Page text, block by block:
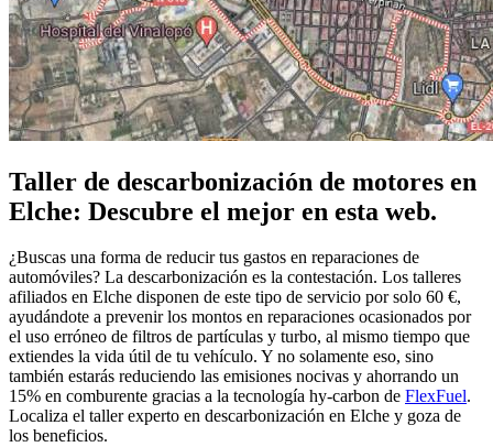
Taller de descarbonización de motores en
Elche: Descubre el mejor en esta web.
¿Buscas una forma de reducir tus gastos en reparaciones de
automóviles? La descarbonización es la contestación. Los talleres
afiliados en Elche disponen de este tipo de servicio por solo 60 €,
ayudándote a prevenir los montos en reparaciones ocasionados por
el uso erróneo de filtros de partículas y turbo, al mismo tiempo que
extiendes la vida útil de tu vehículo. Y no solamente eso, sino
también estarás reduciendo las emisiones nocivas y ahorrando un
15% en comburente gracias a la tecnología hy-carbon de FlexFuel.
Localiza el taller experto en descarbonización en Elche y goza de
los beneficios.